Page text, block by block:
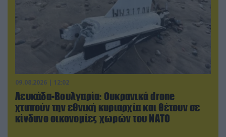
09.08.2026 | 12:02
Λευκάδα-Βουλγαρία: Ουκρανικά drone
χτυπούν την εθνική κυριαρχία και θέτουν σε
κίνδυνο οικονομίες χωρών του ΝΑΤΟ